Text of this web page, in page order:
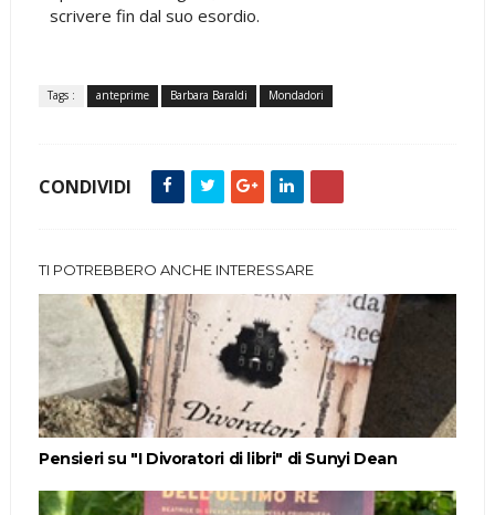
scrivere fin dal suo esordio.
Tags : anteprime Barbara Baraldi Mondadori
CONDIVIDI
TI POTREBBERO ANCHE INTERESSARE
Pensieri su "I Divoratori di libri" di Sunyi Dean